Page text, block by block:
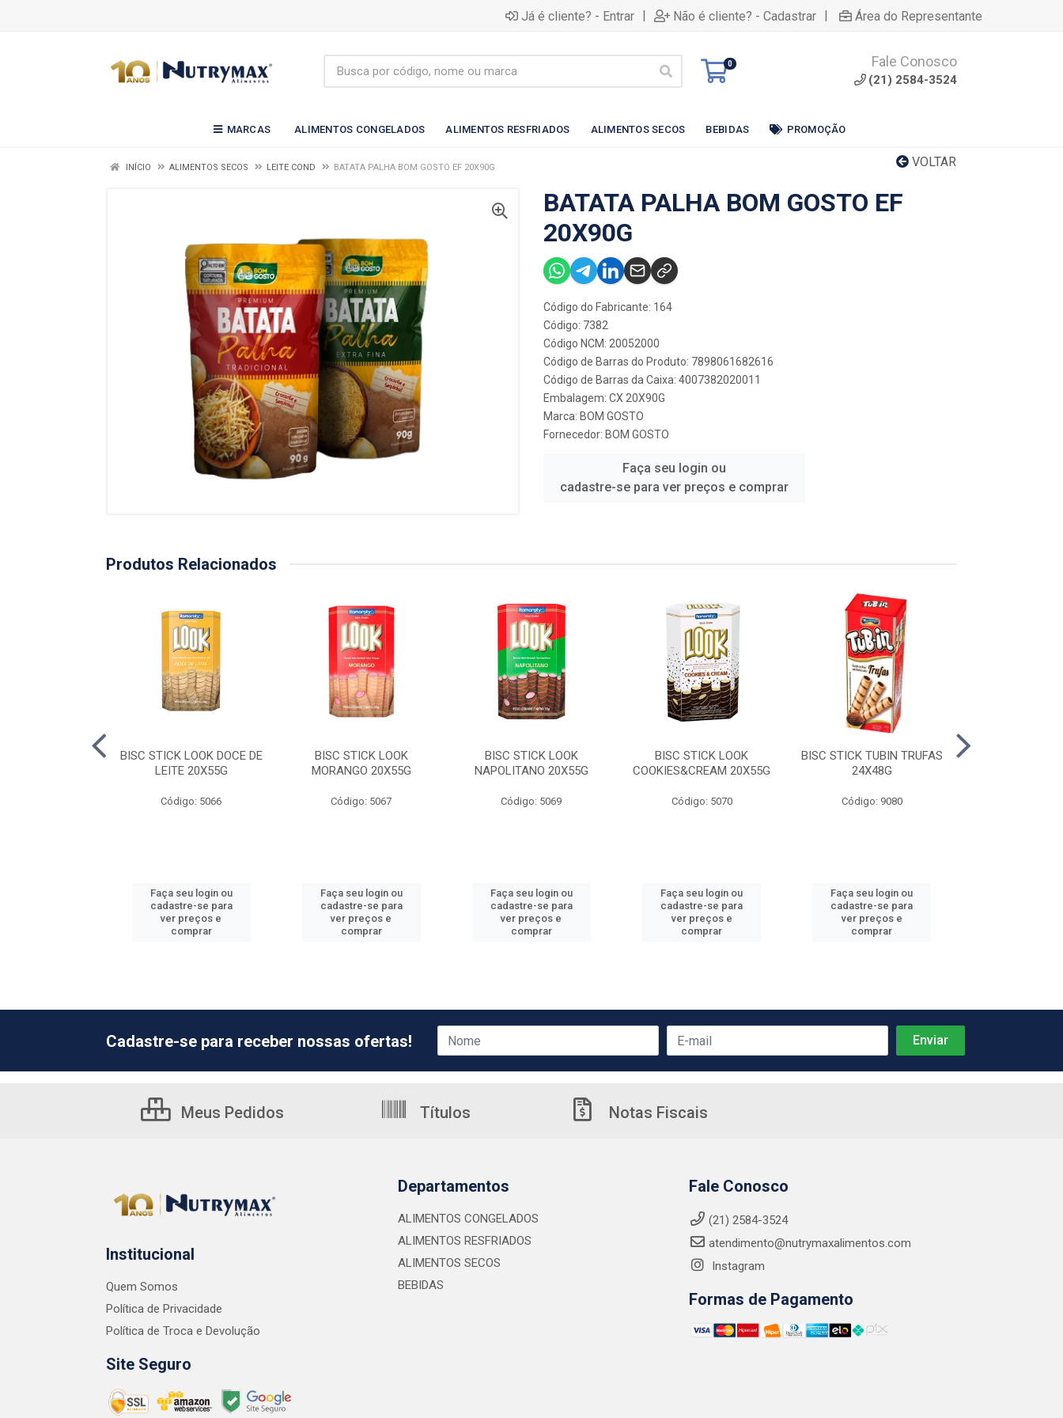
Já é cliente? - Entrar | Não é cliente? - Cadastrar | Área do Representante
0 Fale Conosco
(21) 2584-3524
MARCAS ALIMENTOS CONGELADOS ALIMENTOS RESFRIADOS ALIMENTOS SECOS BEBIDAS PROMOÇÃO
VOLTAR
INÍCIO ALIMENTOS SECOS LEITE COND BATATA PALHA BOM GOSTO EF 20X90G
BATATA PALHA BOM GOSTO EF
20X90G
Código do Fabricante: 164
Código: 7382
Código NCM: 20052000
Código de Barras do Produto: 7898061682616
Código de Barras da Caixa: 4007382020011
Embalagem: CX 20X90G
Marca: BOM GOSTO
Fornecedor: BOM GOSTO
Faça seu login ou
cadastre-se para ver preços e comprar
Produtos Relacionados
BISC STICK LOOK DOCE DE
LEITE 20X55G
Código: 5066
Faça seu login ou
cadastre-se para
ver preços e
comprar
BISC STICK LOOK
MORANGO 20X55G
Código: 5067
Faça seu login ou
cadastre-se para
ver preços e
comprar
BISC STICK LOOK
NAPOLITANO 20X55G
Código: 5069
Faça seu login ou
cadastre-se para
ver preços e
comprar
BISC STICK LOOK
COOKIES&CREAM 20X55G
Código: 5070
Faça seu login ou
cadastre-se para
ver preços e
comprar
BISC STICK TUBIN TRUFAS
24X48G
Código: 9080
Faça seu login ou
cadastre-se para
ver preços e
comprar
Cadastre-se para receber nossas ofertas!
Meus Pedidos Títulos Notas Fiscais
Institucional
Quem Somos
Política de Privacidade
Política de Troca e Devolução
Site Seguro
Departamentos
ALIMENTOS CONGELADOS
ALIMENTOS RESFRIADOS
ALIMENTOS SECOS
BEBIDAS
Fale Conosco
(21) 2584-3524
atendimento@nutrymaxalimentos.com
Instagram
Formas de Pagamento